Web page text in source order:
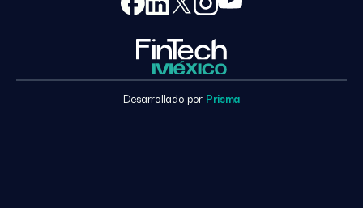
Desarrollado por Prisma